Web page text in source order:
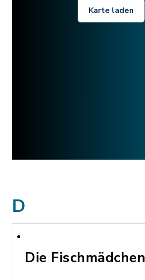
Karte laden
D
Die Fischmädchen